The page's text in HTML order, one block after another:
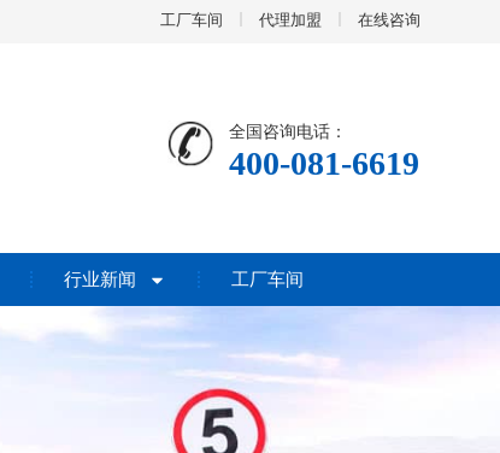
工厂车间 代理加盟 在线咨询
全国咨询电话：
400-081-6619
行业新闻 工厂车间